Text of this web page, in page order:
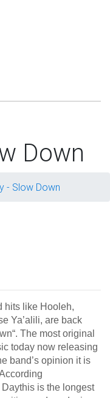
Down
- Slow Down
hits like Hooleh,
Ya’alili, are back
“. The most original
today now releasing
band’s opinion it is
Daythis is the longest